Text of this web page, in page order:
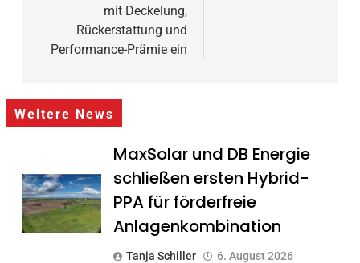
mit Deckelung,
Rückerstattung und
Performance-Prämie ein
Weitere News
MaxSolar und DB Energie
schließen ersten Hybrid-
PPA für förderfreie
Anlagenkombination
Tanja Schiller 6. August 2026